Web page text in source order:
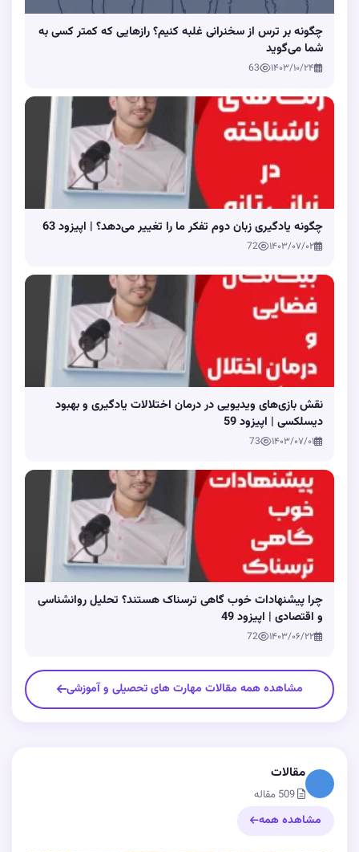
چگونه بر ترس از سخنرانی غلبه کنیم؟ رازهایی که کمتر کسی به
شما می‌گوید
۱۴۰۳/۱۰/۲۴ 63
چگونه یادگیری زبان دوم تفکر ما را تغییر می‌دهد؟ | اپیزود 63
۱۴۰۳/۰۷/۰۲ 72
نقش بازی‌های ویدیویی در درمان اختلالات یادگیری و بهبود
دیسلکسی | اپیزود 59
۱۴۰۳/۰۷/۰۱ 73
چرا پیشنهادات خوب گاهی ترسناک هستند؟ تحلیل روانشناسی
و اقتصادی | اپیزود 49
۱۴۰۳/۰۶/۲۲ 72
مشاهده همه مقالات مهارت های تحصیلی و آموزشی
مقالات
مشاهده همه